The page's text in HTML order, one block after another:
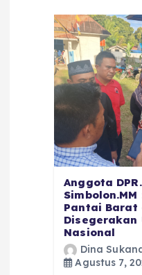
Anggota
Pantai Barat
Disegerakan
Nasional
Dina
Agustus 7,